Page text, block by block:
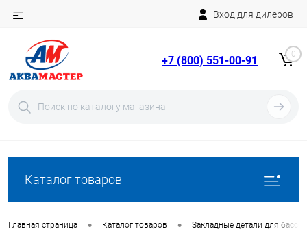
Вход для дилеров
+7 (800) 551-00-91 0
Каталог товаров
Главная страница • Каталог товаров • Закладные детали для